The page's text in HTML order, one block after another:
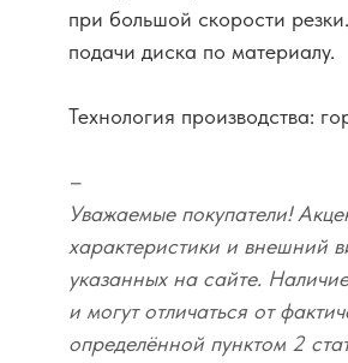
при большой скорости
подачи диска по материалу.
Технология производства:
–
Уважаемые покупатели!
характеристики и внешний
указанных на сайте.
и могут отличаться от
определённой пунктом 2